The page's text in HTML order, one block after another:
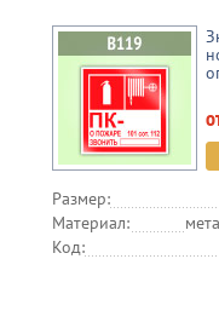
Размер:
Материал:
Код: